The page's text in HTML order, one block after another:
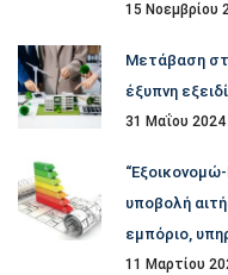
15 Νοεμβρίου
Μετάβαση
έξυπνη
31 Μαΐου 2024
υποβολή
εμπόριο,
11 Μαρτίου